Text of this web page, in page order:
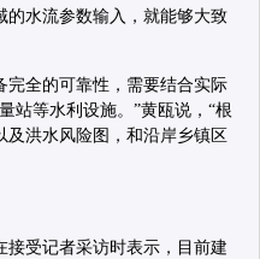
的水流参数输入，就能够大致
完全的可靠性，需要结合实际
站等水利设施。”黄瓯说，“根
洪水风险图，和沿岸乡镇区
接受记者采访时表示，目前建